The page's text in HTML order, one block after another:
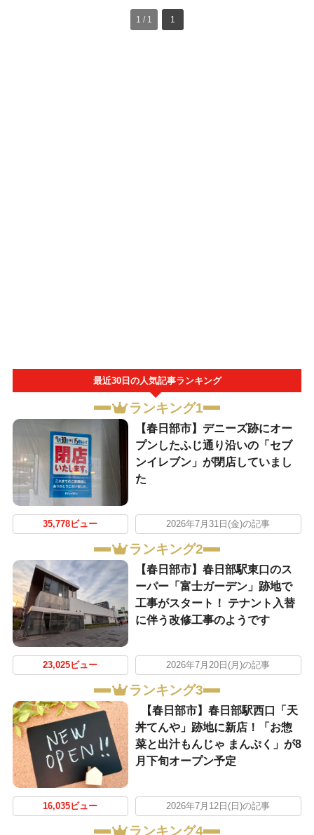
1 / 1 1
最近30日の人気記事ランキング
ランキング1
【春日部市】デニーズ跡にオー
プンしたふじ通り沿いの「セブ
ンイレブン」が閉店していまし
た
35,778ビュー 2026年7月31日(金)の記事
ランキング2
【春日部市】春日部駅東口のス
ーパー「富士ガーデン」跡地で
工事がスタート！ テナント入替
に伴う改修工事のようです
23,025ビュー 2026年7月20日(月)の記事
ランキング3
【春日部市】春日部駅西口「天
丼てんや」跡地に新店！「お惣
菜と出汁もんじゃ まんぷく」が8
月下旬オープン予定
16,035ビュー 2026年7月12日(日)の記事
ランキング4